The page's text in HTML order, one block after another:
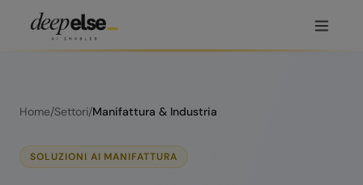
Home/Settori/Manifattura & Industria
SOLUZIONI AI MANIFATTURA